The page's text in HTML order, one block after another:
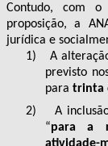
Contudo, com
proposição, a
jurídica e
1)
A
previsto
para trinta
2)
A
“para a
atividade-